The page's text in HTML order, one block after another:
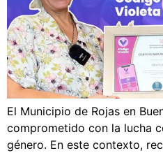
El Municipio de Rojas en
comprometido con la lucha
género. En este contexto,